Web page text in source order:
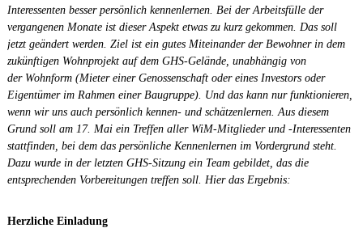
Interessenten besser persönlich kennenlernen. Bei der Arbeitsfülle der
vergangenen Monate ist dieser Aspekt etwas zu kurz gekommen. Das soll
jetzt geändert werden. Ziel ist ein gutes Miteinander der Bewohner in dem
zukünftigen Wohnprojekt auf dem GHS-Gelände, unabhängig von
der Wohnform (Mieter einer Genossenschaft oder eines Investors oder
Eigentümer im Rahmen einer Baugruppe). Und das kann nur funktionieren,
wenn wir uns auch persönlich kennen- und schätzenlernen. Aus diesem
Grund soll am 17. Mai ein Treffen aller WiM-Mitglieder und -Interessenten
stattfinden, bei dem das persönliche Kennenlernen im Vordergrund steht.
Dazu wurde in der letzten GHS-Sitzung ein Team gebildet, das die
entsprechenden Vorbereitungen treffen soll. Hier das Ergebnis:
Herzliche Einladung